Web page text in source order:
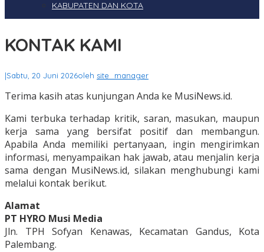
KABUPATEN DAN KOTA
KONTAK KAMI
|Sabtu, 20 Juni 2026oleh site_manager
Terima kasih atas kunjungan Anda ke MusiNews.id.
Kami terbuka terhadap kritik, saran, masukan, maupun
kerja sama yang bersifat positif dan membangun.
Apabila Anda memiliki pertanyaan, ingin mengirimkan
informasi, menyampaikan hak jawab, atau menjalin kerja
sama dengan MusiNews.id, silakan menghubungi kami
melalui kontak berikut.
Alamat
PT HYRO Musi Media
Jln. TPH Sofyan Kenawas, Kecamatan Gandus, Kota
Palembang.